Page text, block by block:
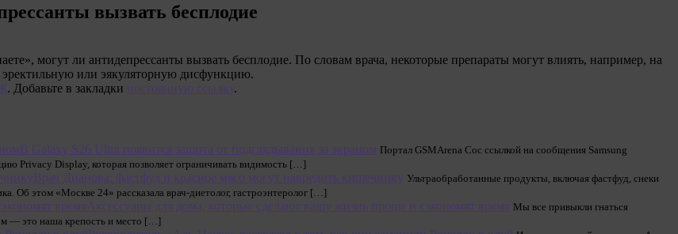
вызвать бесплодие
могут ли антидепрессанты вызвать бесплодие. По словам врача, некоторые препараты могут влиять, например, на
или эякуляторную дисфункцию.
. Добавьте в закладки постоянную ссылку.
В Galaxy S26 Ultra появится защита от подглядывания за экраном Портал GSMArena Сос ссылкой на сообщения Samsung
Privacy Display, которая позволяет ограничивать видимость […]
Врач Дианова: фастфуд и красное мясо могут навредить кишечнику Ультраобработанные продукты, включая фастфуд, снеки
Об этом «Москве 24» рассказала врач-диетолог, гастроэнтеролог […]
Аксессуары для дома, которые сделают вашу жизнь проще и сэкономят время Мы все привыкли гнаться
— это наша крепость и место […]